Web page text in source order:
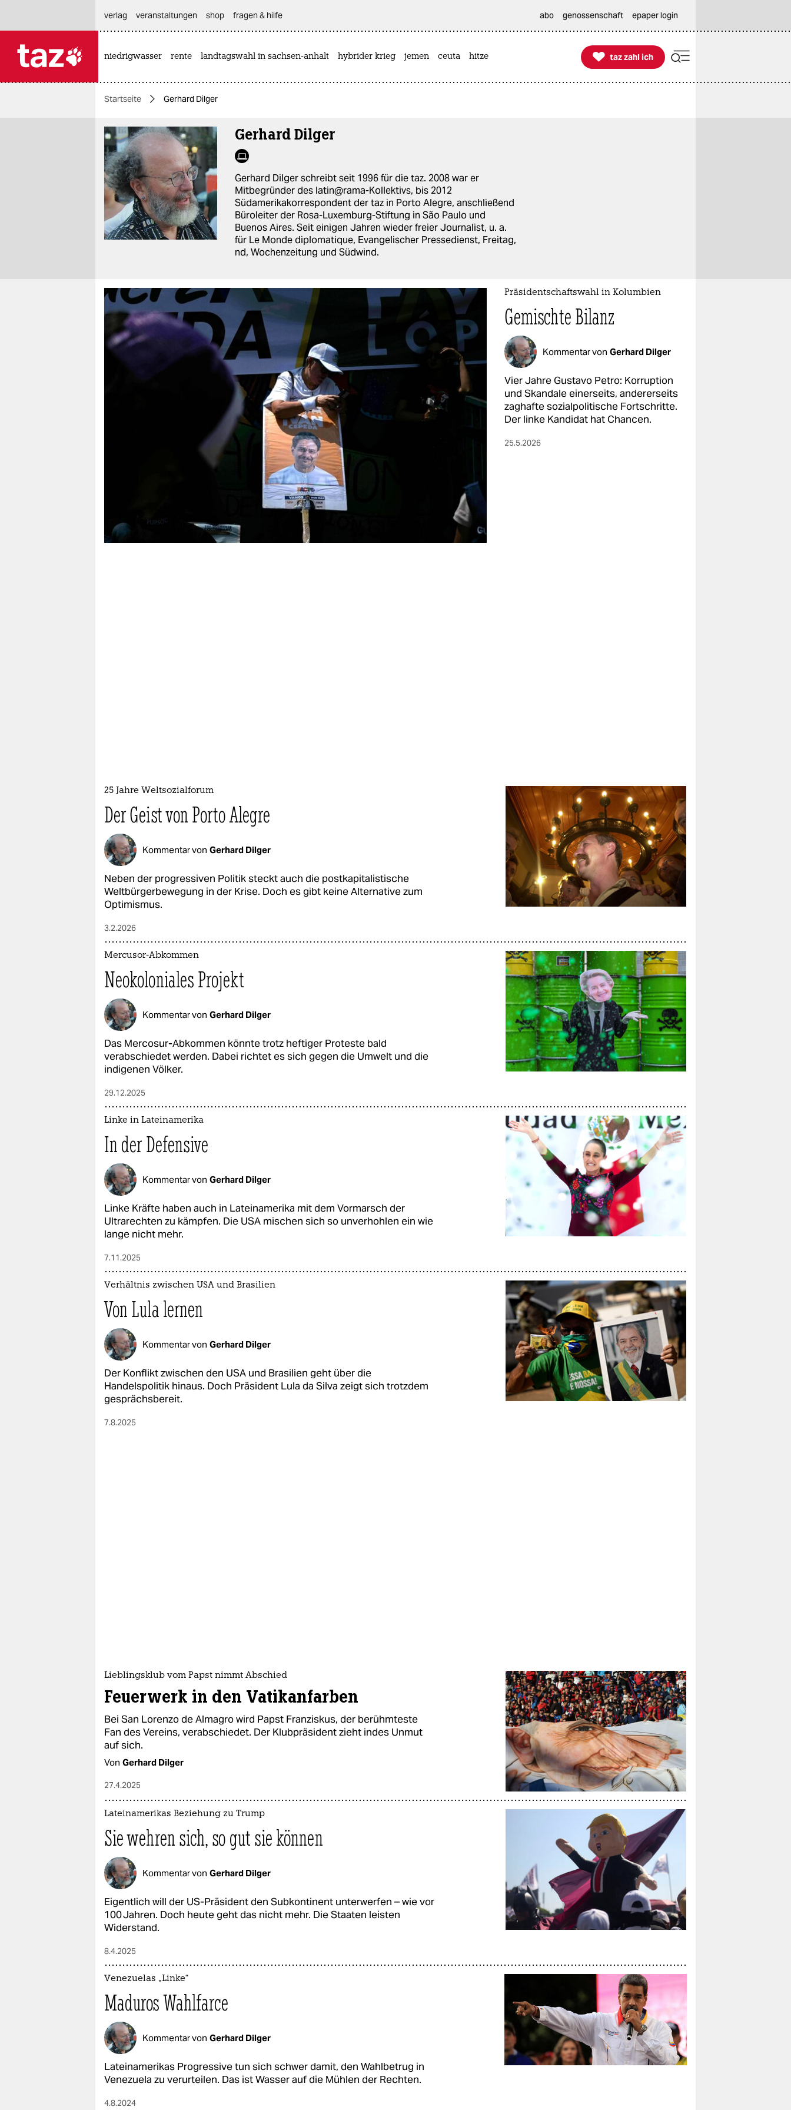
themen
politik
öko
gesellschaft
kultur
sport
nord
wahrheit
verlag
verlag
epaper login
verlag
veranstaltungen shop fragen & hilfe abo genossenschaft epaper login
niedrigwasser rente landtagswahl in sachsen-anhalt hybrider krieg jemen ceuta hitze 
taz zahl ich
taz zahl ich
Startseite Gerhard Dilger
Gerhard Dilger
Gerhard Dilger schreibt seit 1996 für die taz. 2008 war er
Mitbegründer des latin@rama-Kollektivs, bis 2012
Südamerikakorrespondent der taz in Porto Alegre, anschließend
Büroleiter der Rosa-Luxemburg-Stiftung in São Paulo und
Buenos Aires. Seit einigen Jahren wieder freier Journalist, u. a.
für Le Monde diplomatique, Evangelischer Pressedienst, Freitag,
nd, Wochenzeitung und Südwind.
Präsidentschaftswahl in Kolumbien
Gemischte Bilanz
Kommentar von Gerhard Dilger
Vier Jahre Gustavo Petro: Korruption
und Skandale einerseits, andererseits
zaghafte sozialpolitische Fortschritte.
Der linke Kandidat hat Chancen.
25.5.2026
25 Jahre Weltsozialforum
Der Geist von Porto Alegre
Kommentar von Gerhard Dilger
Neben der progressiven Politik steckt auch die postkapitalistische
Weltbürgerbewegung in der Krise. Doch es gibt keine Alternative zum
Optimismus.
3.2.2026
Mercusor-Abkommen
Neokoloniales Projekt
Kommentar von Gerhard Dilger
Das Mercosur-Abkommen könnte trotz heftiger Proteste bald
verabschiedet werden. Dabei richtet es sich gegen die Umwelt und die
indigenen Völker.
29.12.2025
Linke in Lateinamerika
In der Defensive
Kommentar von Gerhard Dilger
Linke Kräfte haben auch in Lateinamerika mit dem Vormarsch der
Ultrarechten zu kämpfen. Die USA mischen sich so unverhohlen ein wie
lange nicht mehr.
7.11.2025
Verhältnis zwischen USA und Brasilien
Von Lula lernen
Kommentar von Gerhard Dilger
Der Konflikt zwischen den USA und Brasilien geht über die
Handelspolitik hinaus. Doch Präsident Lula da Silva zeigt sich trotzdem
gesprächsbereit.
7.8.2025
Lieblingsklub vom Papst nimmt Abschied
Feuerwerk in den Vatikanfarben
Bei San Lorenzo de Almagro wird Papst Franziskus, der berühmteste
Fan des Vereins, verabschiedet. Der Klubpräsident zieht indes Unmut
auf sich.
Von Gerhard Dilger
27.4.2025
Lateinamerikas Beziehung zu Trump
Sie wehren sich, so gut sie können
Kommentar von Gerhard Dilger
Eigentlich will der US-Präsident den Subkontinent unterwerfen – wie vor
100 Jahren. Doch heute geht das nicht mehr. Die Staaten leisten
Widerstand.
8.4.2025
Venezuelas „Linke“
Maduros Wahlfarce
Kommentar von Gerhard Dilger
Lateinamerikas Progressive tun sich schwer damit, den Wahlbetrug in
Venezuela zu verurteilen. Das ist Wasser auf die Mühlen der Rechten.
4.8.2024